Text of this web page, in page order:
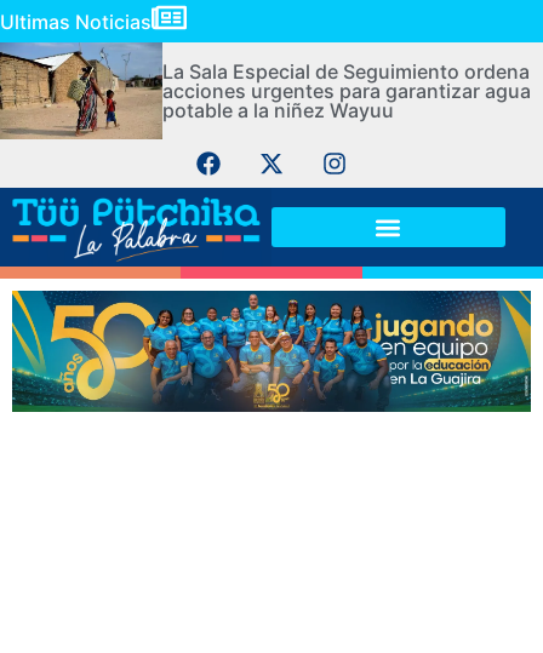
Ultimas Noticias
La Sala Especial de Seguimiento ordena
acciones urgentes para garantizar agua
potable a la niñez Wayuu